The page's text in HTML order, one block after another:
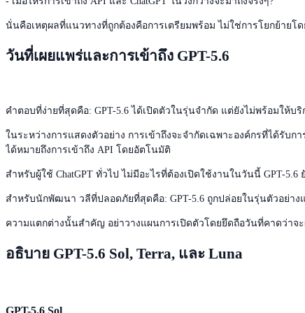
นั่นคือเหตุผลที่แนวทางที่ถูกต้องคือการเตรียมพร้อม ไม่ใช่การโยกย้ายโด
วันที่เผยแพร่และการเข้าถึง GPT-5.6
คำตอบที่ง่ายที่สุดคือ: GPT-5.6 ได้เปิดตัวในรุ่นจำกัด แต่ยังไม่พร้อมให้บริ
ในระหว่างการแสดงตัวอย่าง การเข้าถึงจะจำกัดเฉพาะองค์กรที่ได้รับ
ได้หมายถึงการเข้าถึง API โดยอัตโนมัติ
สำหรับผู้ใช้ ChatGPT ทั่วไป ไม่มีอะไรที่ต้องเปิดใช้งานในวันนี้ GPT-
สำหรับนักพัฒนา วลีที่ปลอดภัยที่สุดคือ: GPT-5.6 ถูกปล่อยในรุ่นตัวอย่า
ความแตกต่างนั้นสำคัญ อย่าวางแผนการเปิดตัวโดยยึดถือวันที่คาดว่าจ
อธิบาย GPT-5.6 Sol, Terra, และ Luna